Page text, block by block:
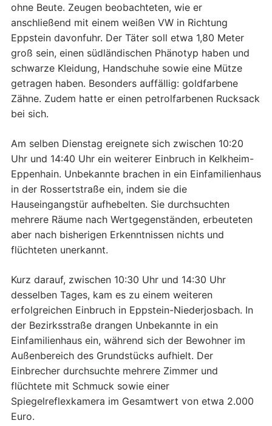
ohne Beute. Zeugen beobachteten, wie er
anschließend mit einem weißen VW in Richtung
Eppstein davonfuhr. Der Täter soll etwa 1,80 Meter
groß sein, einen südländischen Phänotyp haben und
schwarze Kleidung, Handschuhe sowie eine Mütze
getragen haben. Besonders auffällig: goldfarbene
Zähne. Zudem hatte er einen petrolfarbenen Rucksack
bei sich.
Am selben Dienstag ereignete sich zwischen 10:20
Uhr und 14:40 Uhr ein weiterer Einbruch in Kelkheim-
Eppenhain. Unbekannte brachen in ein Einfamilienhaus
in der Rossertstraße ein, indem sie die
Hauseingangstür aufhebelten. Sie durchsuchten
mehrere Räume nach Wertgegenständen, erbeuteten
aber nach bisherigen Erkenntnissen nichts und
flüchteten unerkannt.
Kurz darauf, zwischen 10:30 Uhr und 14:30 Uhr
desselben Tages, kam es zu einem weiteren
erfolgreichen Einbruch in Eppstein-Niederjosbach. In
der Bezirksstraße drangen Unbekannte in ein
Einfamilienhaus ein, während sich der Bewohner im
Außenbereich des Grundstücks aufhielt. Der
Einbrecher durchsuchte mehrere Zimmer und
flüchtete mit Schmuck sowie einer
Spiegelreflexkamera im Gesamtwert von etwa 2.000
Euro.